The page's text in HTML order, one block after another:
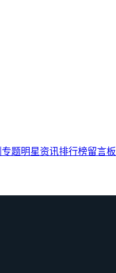
专题明星资讯排行榜留言板